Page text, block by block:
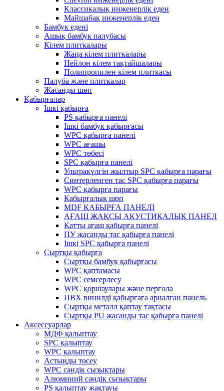
Классикалық инженерлік еден
Майшабақ инженерлік еден
Бамбук едені
Ашық бамбук палубасы
Кілем плиткалары
Жаңа кілем плиткалары
Нейлон кілем тақтайшалары
Полипропилен кілем плиткасы
Палуба және плиткалар
Жасанды шөп
Қабырғалар
Ішкі қабырға
PS қабырға панелі
Ішкі бамбук қабырғасы
WPC қабырға панелі
WPC ағашы
WPC төбесі
SPC қабырға панелі
Ультракүлгін жылтыр SPC қабырға парағы
Синтерленген тас SPC қабырға парағы
WPC қабырға парағы
Қабырғалық шөп
MDF ҚАБЫРҒА ПАНЕЛІ
АҒАШ ЖАҚСЫ АКУСТИКАЛЫҚ ПАНЕЛ
Қатты ағаш қабырға панелі
ПУ жасанды тас қабырға панелі
Ішкі SPC қабырға панелі
Сыртқы қабырға
Сыртқы бамбук қабырғасы
WPC қаптамасы
WPC семсерлесу
WPC қоршаулары және пергола
ПВХ винилді қабырғаға арналған панель
Сыртқы металл қаптау тақтасы
Сыртқы PU жасанды тас қабырға панелі
Аксессуарлар
МДФ қалыптау
SPC қалыптау
WPC қалыптау
Астыңды төсеу
WPC сәндік сызықтары
Алюминий сәндік сызықтары
PS қалыптау жақтауы